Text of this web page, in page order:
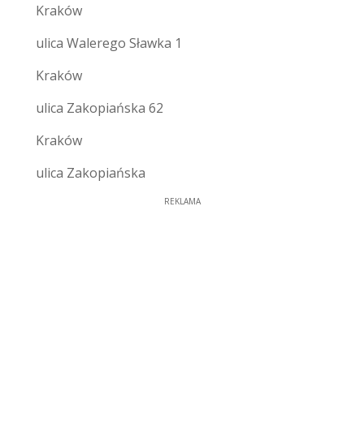
Kraków
ulica Walerego Sławka 1
Kraków
ulica Zakopiańska 62
Kraków
ulica Zakopiańska
REKLAMA